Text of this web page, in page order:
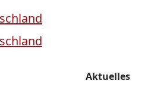
Aktuelles